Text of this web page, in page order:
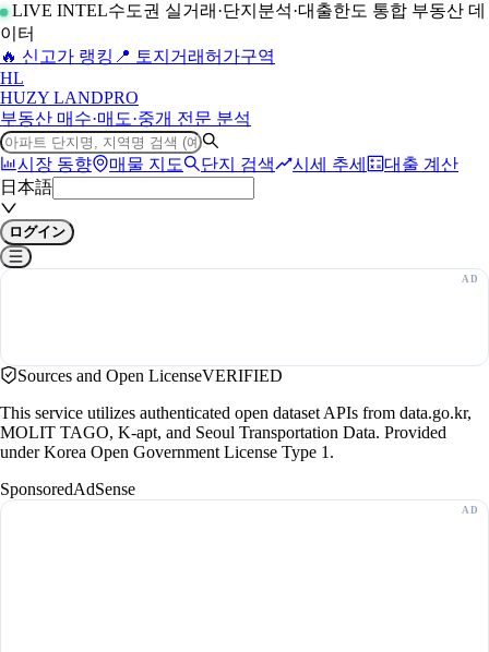
LIVE INTEL수도권 실거래·단지분석·대출한도 통합 부동산 데
이터
🔥 신고가 랭킹 📍 토지거래허가구역
HL
HUZY LANDPRO
부동산 매수·매도·중개 전문 분석
시장 동향 매물 지도 단지 검색 시세 추세
대출 계산
日本語
ログイン
Sources and Open LicenseVERIFIED
This service utilizes authenticated open dataset APIs from data.go.kr,
MOLIT TAGO, K-apt, and Seoul Transportation Data. Provided
under Korea Open Government License Type 1.
SponsoredAdSense